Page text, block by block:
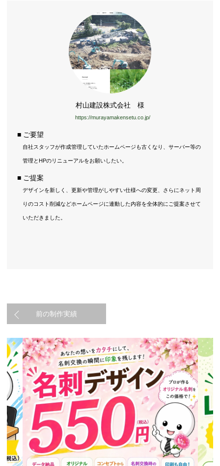
村山建設株式会社 様
https://murayamakensetu.co.jp/
■ ご要望
自社スタッフが作成管理していたホームページも古くなり、サーバー等の
管理とHPのリニューアルをお願いしたい。
■ ご提案
デザインを新しく、更新や管理がしやすい仕様への変更、さらにネット周
りのコスト削減などホームページに連動した内容を全体的にご提案させて
いただきました。
前の制作実績